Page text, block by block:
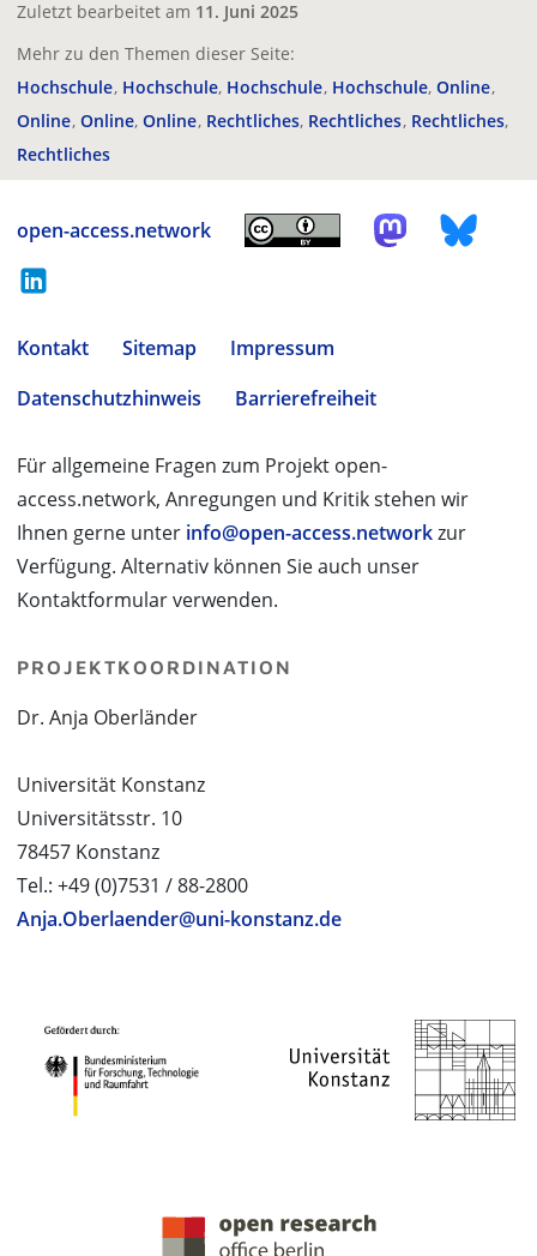
Zuletzt bearbeitet am 11. Juni 2025
Mehr zu den Themen dieser Seite:
Hochschule Hochschule Hochschule Hochschule Online
Online Online Online Rechtliches Rechtliches Rechtliches
Rechtliches
open-access.network
Kontakt Sitemap
Impressum
Datenschutzhinweis
Barrierefreiheit
Für allgemeine Fragen zum Projekt open-
access.network, Anregungen und Kritik stehen wir
Ihnen gerne unter info@open-access.networkzur
Verfügung. Alternativ können Sie auch unser
Kontaktformular verwenden.
PROJEKTKOORDINATION
Dr. Anja Oberländer
Universität Konstanz
Universitätsstr. 10
78457 Konstanz
Tel.: +49 (0)7531 / 88-2800
Anja.Oberlaender@uni-konstanz.de